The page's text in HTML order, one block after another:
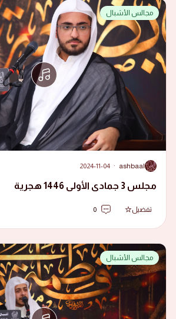
مجالس الأشبال
A
ashbaal
·
2024-11-04
مجلس 3 جمادى الأولى 1446 هجرية
تفضيل 0
مجالس الأشبال